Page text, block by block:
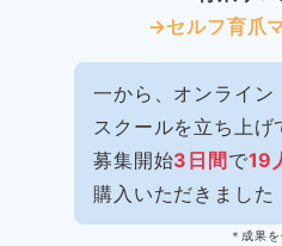
→セルフ育爪
一から、オンライン
スクールを立ち上げ
募集開始3日間で19
購入いただきました
＊成果を保証するも